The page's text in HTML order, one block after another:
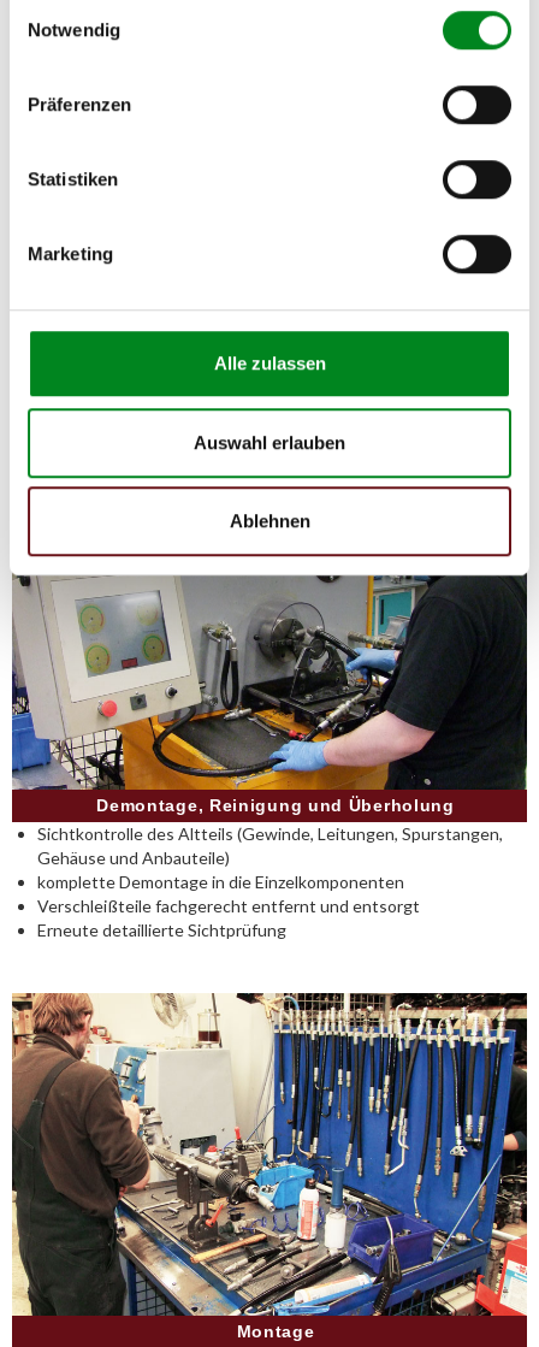
Notwendig
Präferenzen
Statistiken
Marketing
Alle zulassen
Auswahl erlauben
Ablehnen
Die Qualität und Lebensdauer eines überholten Lenkgetriebes ist
mit denen eines neuen Lenkgetriebes vergleichbar.
gleichwertigen Teilen beträgt sein Preis jedoch
weniger als50%des Preises eines Originallenkgetriebes. Auf diese
Weise können Reparatur- und
Demontage, Reinigung und Überholung
Sichtkontrolle des Altteils (Gewinde, Leitungen, Spurstangen,
Gehäuse und Anbauteile)
komplette Demontage in die Einzelkomponenten
Verschleißteile fachgerecht entfernt und entsorgt
Erneute detaillierte Sichtprüfung
Montage